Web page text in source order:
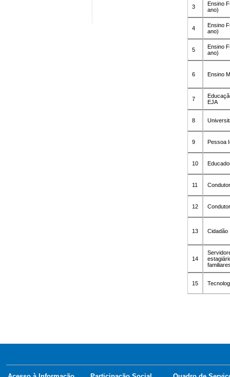
3
Ensino
ano)
4
Ensino
ano)
5
Ensino
ano)
6 Ensino
7
EJA
8
9 Pessoa
10
11
12 Condutor
13 Cidadão
14
15